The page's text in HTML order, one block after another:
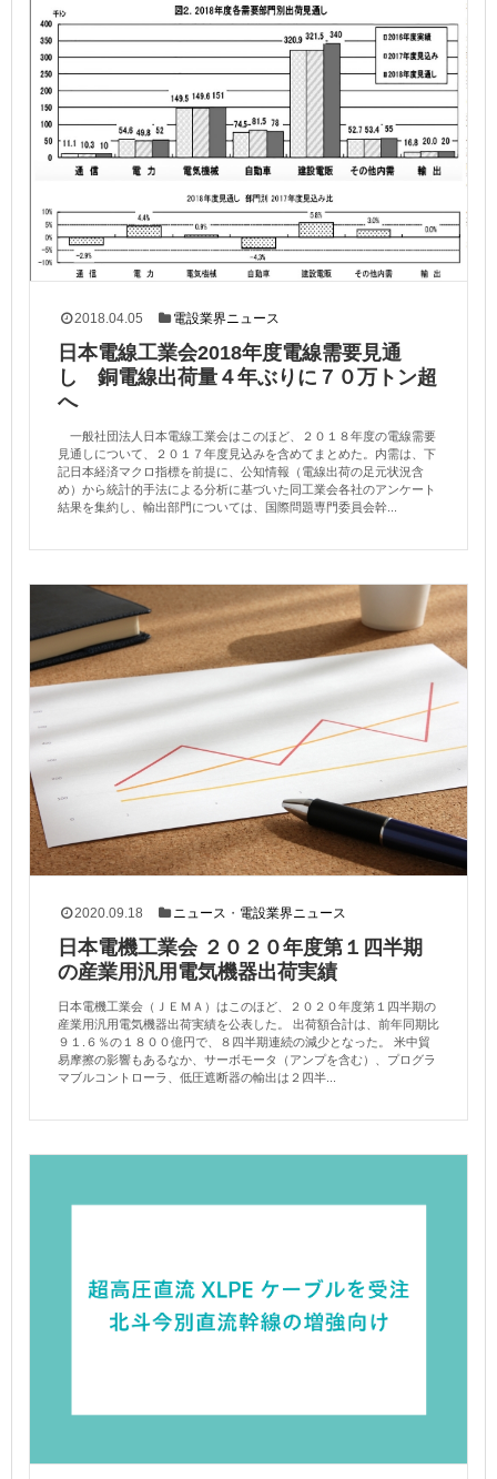
2018.04.05 電設業界ニュース
日本電線工業会2018年度電線需要見通
し 銅電線出荷量４年ぶりに７０万トン超
へ
一般社団法人日本電線工業会はこのほど、２０１８年度の電線需要
見通しについて、２０１７年度見込みを含めてまとめた。内需は、下
記日本経済マクロ指標を前提に、公知情報（電線出荷の足元状況含
め）から統計的手法による分析に基づいた同工業会各社のアンケート
結果を集約し、輸出部門については、国際問題専門委員会幹...
2020.09.18 ニュース ・ 電設業界ニュース
日本電機工業会 ２０２０年度第１四半期
の産業用汎用電気機器出荷実績
日本電機工業会（ＪＥＭＡ）はこのほど、２０２０年度第１四半期の
産業用汎用電気機器出荷実績を公表した。 出荷額合計は、前年同期比
９１.６％の１８００億円で、８四半期連続の減少となった。 米中貿
易摩擦の影響もあるなか、サーボモータ（アンプを含む）、プログラ
マブルコントローラ、低圧遮断器の輸出は２四半...